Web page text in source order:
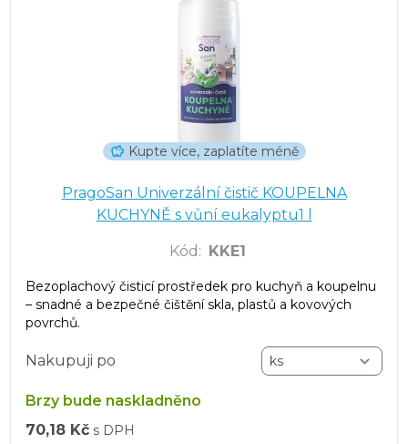
Kupte více, zaplatíte méně
PragoSan Univerzální čistič KOUPELNA
KUCHYNĚ s vůní eukalyptu1 l
Kód : KKE1
Bezoplachový čisticí prostředek pro kuchyň a koupelnu
– snadné a bezpečné čištění skla, plastů a kovových
povrchů.
Nakupuji po
Brzy bude naskladněno
70,18 Kč s DPH